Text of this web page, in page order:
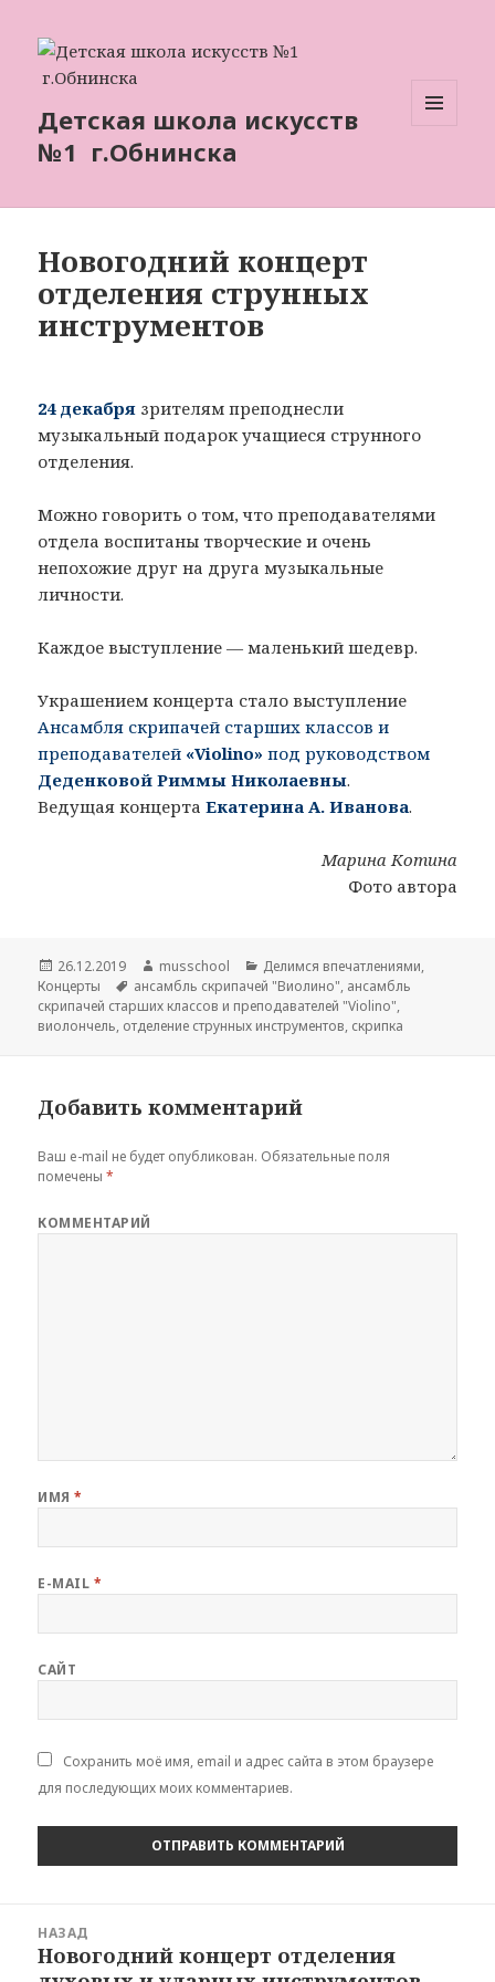
Детская школа искусств
№1 г.Обнинска
Новогодний концерт
отделения струнных
инструментов
24 декабря зрителям преподнесли
музыкальный подарок учащиеся струнного
отделения.
Можно говорить о том, что преподавателями
отдела воспитаны творческие и очень
непохожие друг на друга музыкальные
личности.
Каждое выступление — маленький шедевр.
Украшением концерта стало выступление
Ансамбля скрипачей старших классов и
преподавателей «Violino» под руководством
Деденковой Риммы Николаевны.
Ведущая концертаЕкатерина А. Иванова.
Марина Котина
Фото автора
Опубликовано
26.12.2019 Автор
musschool Рубрики
Делимся впечатлениями,
Концерты
Метки
ансамбль скрипачей "Виолино", ансамбль
скрипачей старших классов и преподавателей "Violino",
виолончель, отделение струнных инструментов, скрипка
Добавить комментарий
Ваш e-mail не будет опубликован. Обязательные поля
помечены*
КОММЕНТАРИЙ
ИМЯ*
E-MAIL *
САЙТ
Сохранить моё имя, email и адрес сайта в этом браузере
для последующих моих комментариев.
НАЗАД
Предыдущая
Новогодний концерт отделения